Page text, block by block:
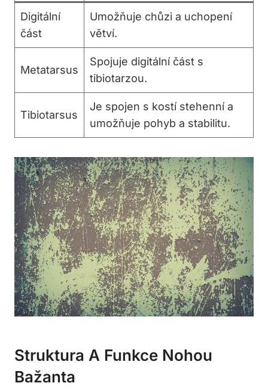
Digitální
část
Umožňuje chůzi a uchopení
větví.
Metatarsus
Spojuje digitální část s
tibiotarzou.
Tibiotarsus
Je spojen s kostí stehenní a
umožňuje pohyb a stabilitu.
Struktura A Funkce Nohou
Bažanta